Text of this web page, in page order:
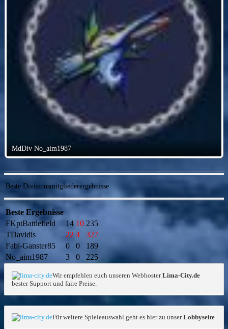
MdDiv No_aim1987
Beste Divisionsmitgliederergebnisse
Beste Ergebnisse
FKptBattlefield
14 10 235
TDavidis
22 4
327
Fabi-Ganster85
0 0
189
No_aim1987
3 0 225
Wir empfehlen euch unseren WebhosterLima-City.de
bester Support und faire Preise.
Für weitere Spieleauswahl geht es hier zu unserLobbyseite